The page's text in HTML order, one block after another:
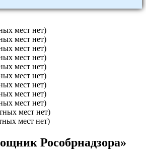
мест нет)
мест нет)
мест нет)
мест нет)
мест нет)
мест нет)
мест нет)
мест нет)
мест нет)
мест нет)
мест нет)
Рособрнадзора»